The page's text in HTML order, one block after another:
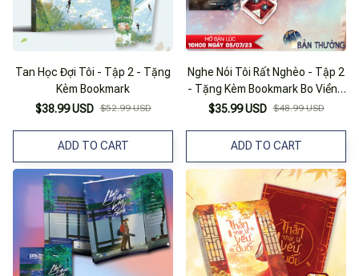
Tan Học Đợi Tôi - Tập 2 - Tặng
Kèm Bookmark
$38.99 USD $52.99 USD
ADD TO CART
Nghe Nói Tôi Rất Nghèo - Tập 2
- Tặng Kèm Bookmark Bo Viền +
Postcard 2 Mặt
$35.99 USD $48.99 USD
ADD TO CART